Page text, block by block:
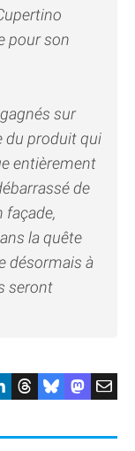
pour son
sur
du produit qui
entièrement
de
façade,
la quête
désormais à
seront